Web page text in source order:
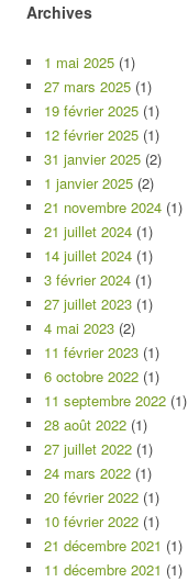
Archives
1 mai 2025 (1)
27 mars 2025 (1)
19 février 2025 (1)
12 février 2025 (1)
31 janvier 2025 (2)
1 janvier 2025 (2)
21 novembre 2024 (1)
21 juillet 2024 (1)
14 juillet 2024 (1)
3 février 2024 (1)
27 juillet 2023 (1)
4 mai 2023 (2)
11 février 2023 (1)
6 octobre 2022 (1)
11 septembre 2022 (1)
28 août 2022 (1)
27 juillet 2022 (1)
24 mars 2022 (1)
20 février 2022 (1)
10 février 2022 (1)
21 décembre 2021 (1)
11 décembre 2021 (1)